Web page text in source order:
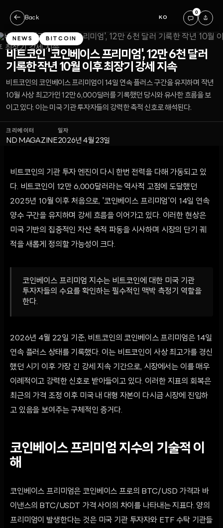
← Back KO
0
NEWS BITCOIN
비트코인 '코인베이스 프리미엄', 12만 6천 달러
기록한 작년 10월 이후 최장기 강세 지속
비트코인의 코인베이스 프리미엄이 14일 연속 플러스 구간을 유지하며 작년
10월 사상 최고가인 12만 6,000달러를 기록했던 당시와 유사한 흐름을 보
이고 있다. 이는 미국 기관 투자자들의 강력한 축적 신호로 해석된다.
크리에이터
ND MAGAZINE
일자
2026년 4월 23일
비트코인의 기관 투자 엔진이 다시 한번 전력을 다해 가동되고 있
다. 비트코인이 12만 6,000달러라는 역사적 고점에 도달했던
2025년 10월 이후 처음으로, '코인베이스 프리미엄'이 14일 연속
양수 구간을 유지하며 강세 흐름을 이어가고 있다. 이러한 현상은
미국 기반의 집중적인 자산 축적 파동을 시사하며 시장의 단기 궤
적을 새롭게 정의할 가능성이 크다.
코인베이스 프리미엄 지수는 비트코인에 대한 미국 기관
투자자들의 수요를 확인하는 필수적인 맥박 측정기 역할을
한다.
2026년 4월 22일 기준, 비트코인의 코인베이스 프리미엄은 14일
연속 플러스 상태를 기록했다. 이는 비트코인이 사상 최고가를 경신
했던 시기 이후 가장 긴 강세 지속 기간으로, 시장에서는 이를 매우
이례적이고 강력한 신호로 받아들이고 있다. 이러한 지표의 회복은
최근의 가격 조정 이후 미국 내 대형 자본이 다시금 시장에 진입하
고 있음을 보여주는 구체적인 증거다.
코인베이스 프리미엄 지수의 기술적 이
해
코인베이스 프리미엄은 코인베이스 프로의 BTC/USD 가격과 바
이낸스의 BTC/USDT 가격 사이의 차이를 나타내는 지표다. 양의
프리미엄이 발생한다는 것은 미국 기관 투자자와 ETF 수탁 기관들